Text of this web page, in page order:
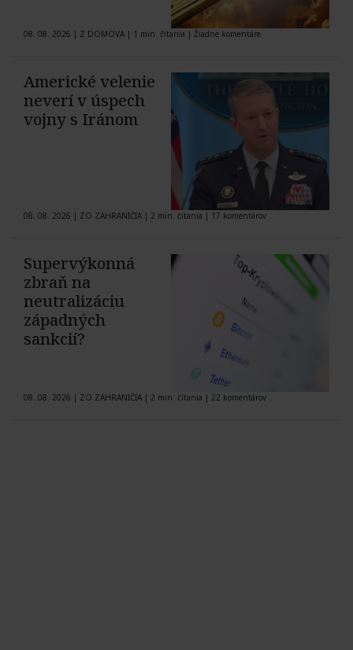
08. 08. 2026 | Z DOMOVA | 1 min. čítania | Žiadne komentáre
Americké velenie
neverí v úspech
vojny s Iránom
08. 08. 2026 | ZO ZAHRANIČIA | 2 min. čítania | 17 komentárov
Supervýkonná
zbraň na
neutralizáciu
západných
sankcií?
08. 08. 2026 | ZO ZAHRANIČIA | 2 min. čítania | 22 komentárov